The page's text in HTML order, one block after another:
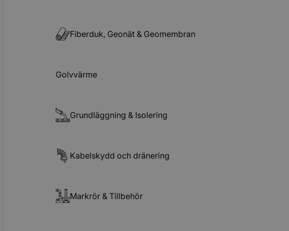
Fiberduk, Geonät & Geomembran
Golvvärme
Grundläggning & Isolering
Kabelskydd och dränering
Markrör & Tillbehör